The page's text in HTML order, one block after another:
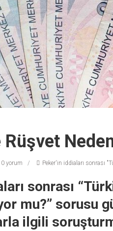
Rüşvet
0 yorum Peker'in iddiaları sonrası
sonrası
mu?” sorusu
ilgili